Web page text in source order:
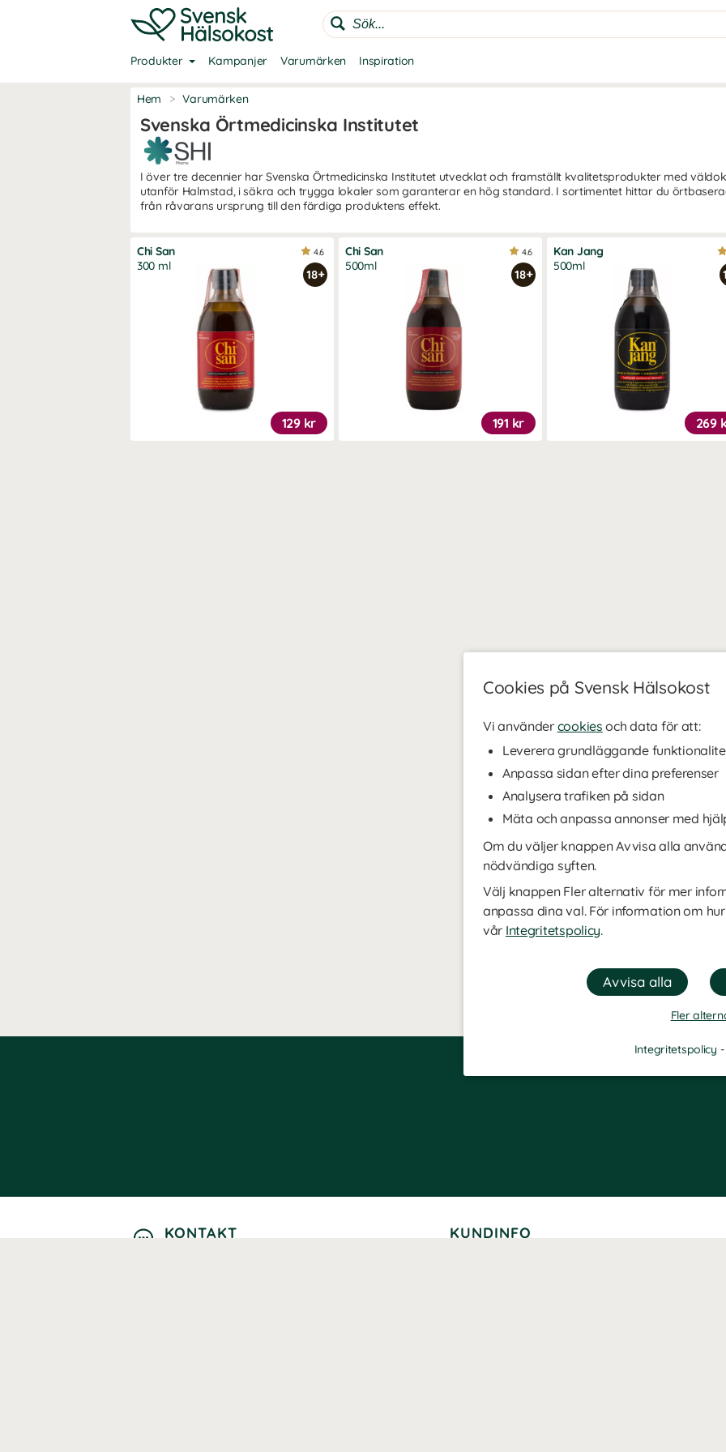
Cookies på Svensk Hälsokost
Vi använder cookies och data för att:
Leverera grundläggande
Anpassa sidan efter dina preferenser
Analysera trafiken på sidan
Mäta och anpassa annonser med
Om du väljer knappen Avvisa alla
nödvändiga syften.
Välj knappen Fler alternativ för mer
anpassa dina val. För information om
vår Integritetspolicy.
Fler
Integritetspolicy
Produkter Kampanjer Varumärken Inspiration
Hem > Varumärken
Svenska Örtmedicinska Institutet
I över tre decennier har Svenska Örtmedicinska Institutet utvecklat och framställt kvalitetsprodukter med
utanför Halmstad, i säkra och trygga lokaler som garanterar en hög standard. I sortimentet hittar du
från råvarans ursprung till den färdiga produktens effekt.
Chi San
300 ml
129 kr
4.6
Chi San
500ml
191 kr
4.6
Kan Jang
500ml
269
KONTAKT KUNDINFO